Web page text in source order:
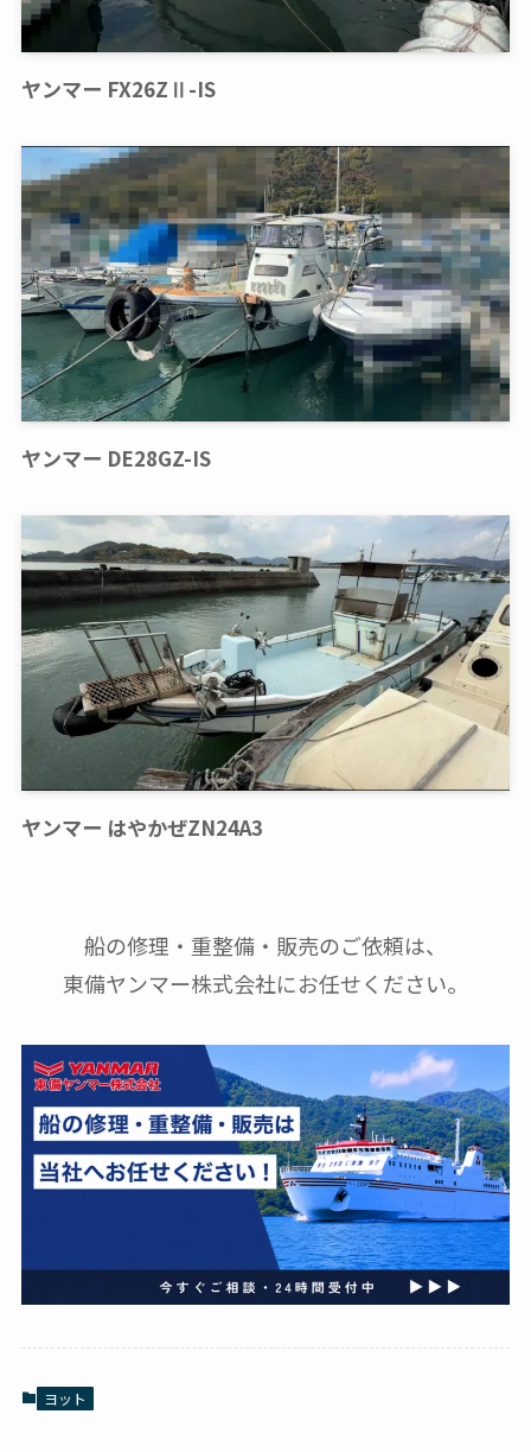
ヤンマー FX26ZⅡ-IS
ヤンマー DE28GZ-IS
ヤンマー はやかぜZN24A3
船の修理・重整備・販売のご依頼は、
東備ヤンマー株式会社にお任せください。
ヨット